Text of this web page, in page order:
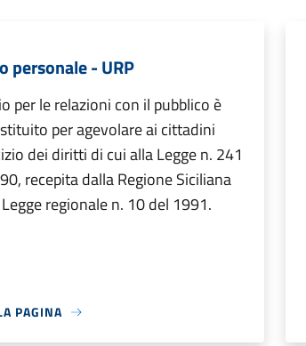
personale - URP
per le relazioni con il pubblico è
per agevolare ai cittadini
dei diritti di cui alla Legge n. 241
recepita dalla Regione Siciliana
regionale n. 10 del 1991.
PAGINA